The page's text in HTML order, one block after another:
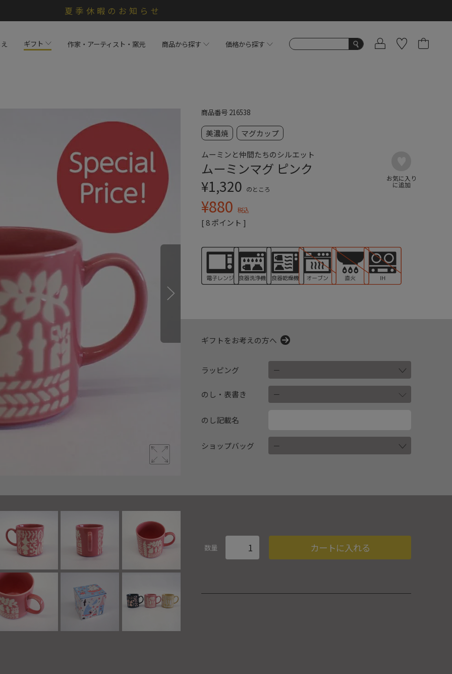
夏季休暇のお知らせ
ギフト 作家・アーティスト・窯元 商品から探す 価格から探す
商品番号 216538
美濃焼 マグカップ
ムーミンと仲間たちのシルエット
ムーミンマグ ピンク
¥1,320 のところ
¥880 税込
[8 ポイント ]
ギフトをお考えの方へ
ラッピング
のし・表書き
のし記載名
ショップバッグ
数量 カートに入れる